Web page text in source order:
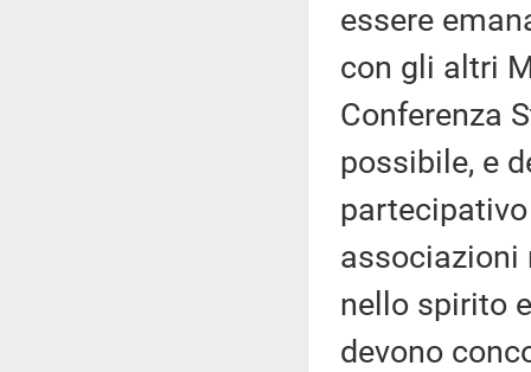
essere
con gli altri
Conferenza
possibile, e
associazioni
nello spirito
devono